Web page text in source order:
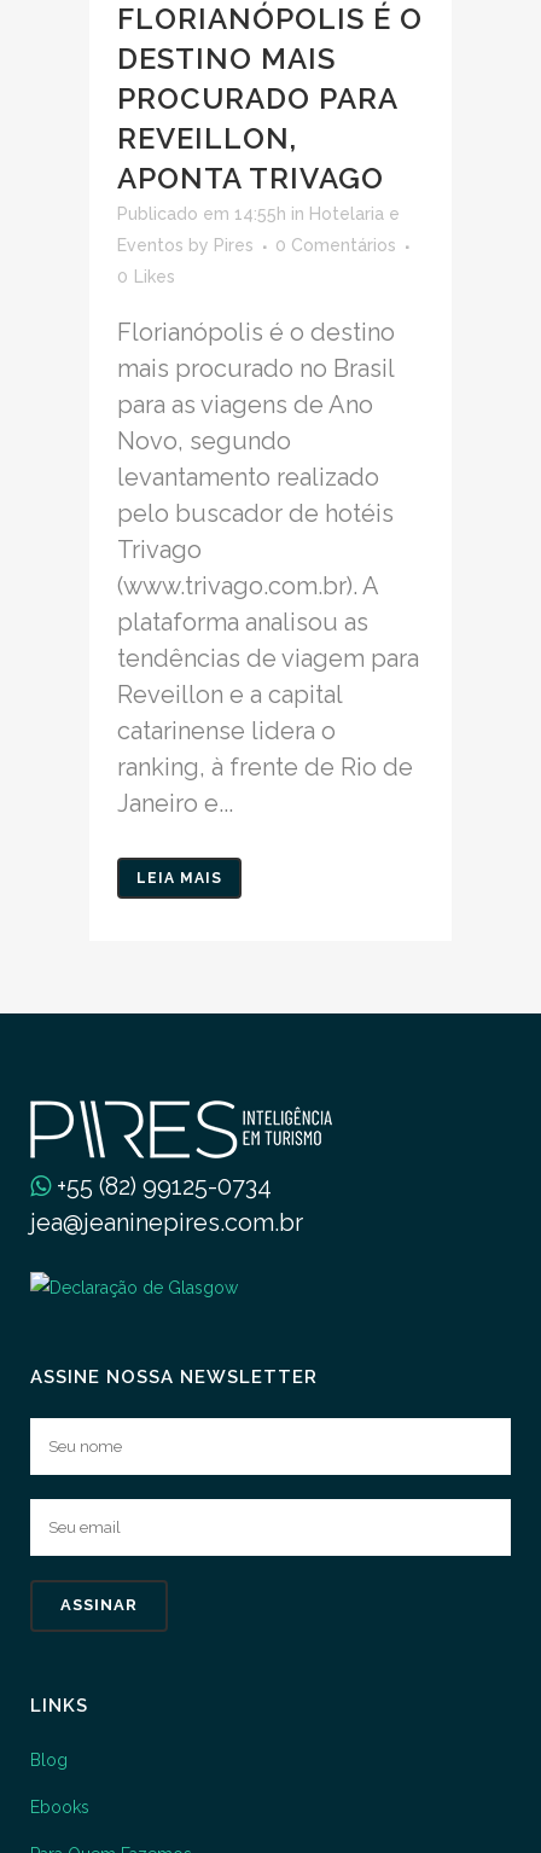
FLORIANÓPOLIS É O
DESTINO MAIS
PROCURADO PARA
REVEILLON,
APONTA TRIVAGO
Publicado em 14:55h in Hotelaria e
Eventos by Pires
0 Comentários
0
Likes
Florianópolis é o destino
mais procurado no Brasil
para as viagens de Ano
Novo, segundo
levantamento realizado
pelo buscador de hotéis
Trivago
(www.trivago.com.br). A
plataforma analisou as
tendências de viagem para
Reveillon e a capital
catarinense lidera o
ranking, à frente de Rio de
Janeiro e...
LEIA MAIS
+55 (82) 99125-0734
jea@jeaninepires.com.br
ASSINE NOSSA NEWSLETTER
LINKS
Blog
Ebooks